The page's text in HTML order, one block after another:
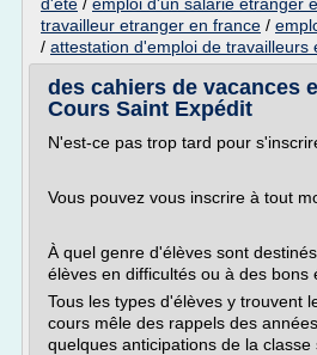
travailleur etranger en france /
/ attestation d'emploi de travailleurs
des cahiers de vacances
Cours Saint Expédit
N'est-ce pas trop tard pour
Vous pouvez vous inscrire à tout
À quel genre d'élèves sont
élèves en difficultés ou à des bons
Tous les types d'élèves y trouvent
cours mêle des rappels des
quelques anticipations de la classe